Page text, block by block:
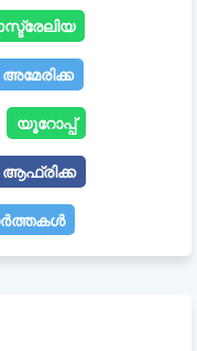
അമേരിക്ക
യൂറോപ്പ്
ആഫ്രിക്ക